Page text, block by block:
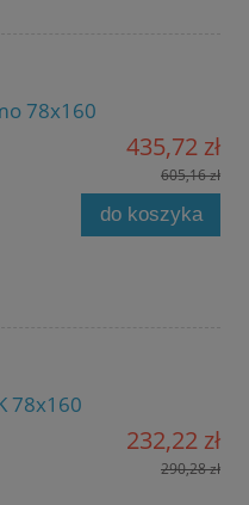
78x160
435,72 zł
605,16 zł
do koszyka
78x160
232,22 zł
290,28 zł